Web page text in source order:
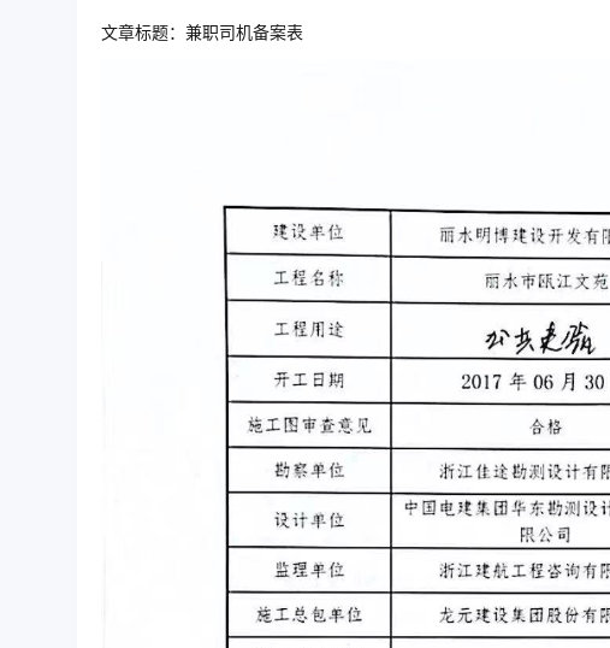
文章标题：兼职司机备案表